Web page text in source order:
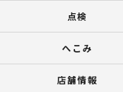
点検
へこみ
店舗情報